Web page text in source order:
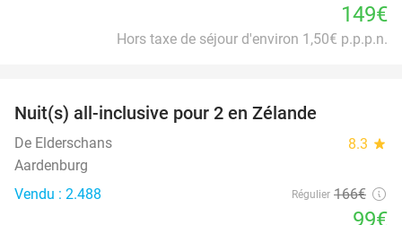
149€
Hors taxe de séjour d'environ 1,50€ p.p.p.n.
Nuit(s) all-inclusive pour 2 en Zélande
De Elderschans 8.3 star
Aardenburg
Vendu : 2.488
Régulier 166€
99€